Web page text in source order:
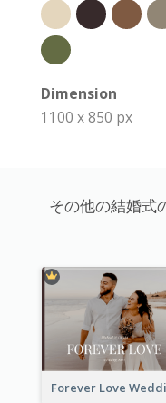
Dimension
1100 x 850 px
その他の結婚式